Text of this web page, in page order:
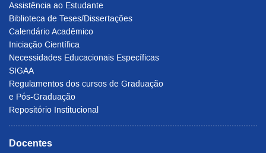
Assistência ao Estudante
Biblioteca de Teses/Dissertações
Calendário Acadêmico
Iniciação Científica
Necessidades Educacionais Específicas
SIGAA
Regulamentos dos cursos de Graduação
e Pós-Graduação
Repositório Institucional
Docentes